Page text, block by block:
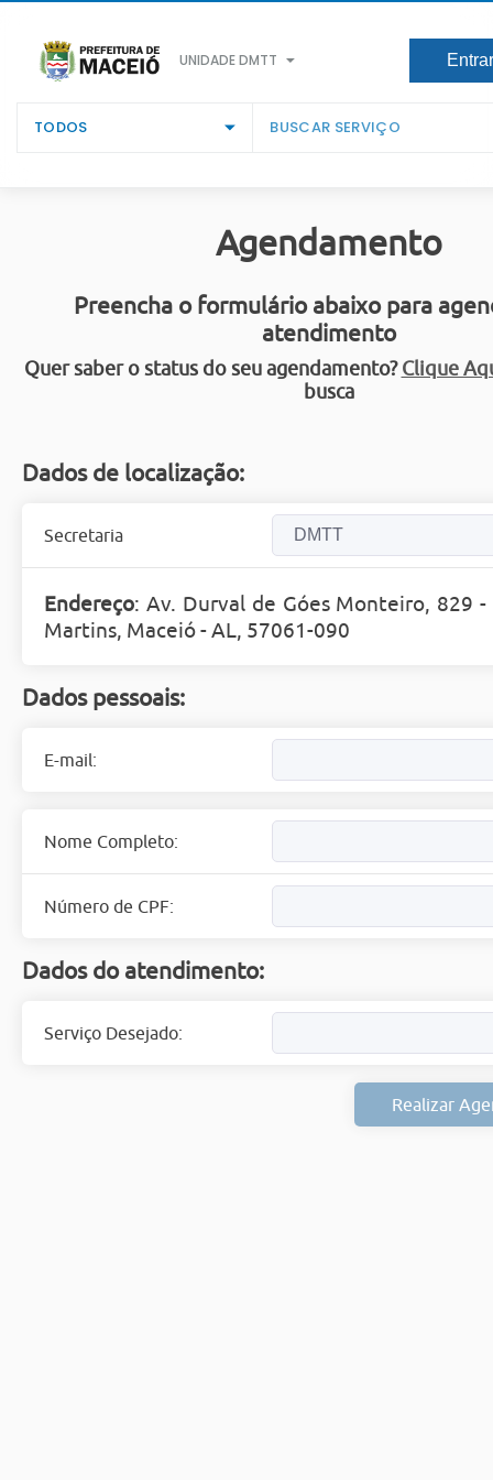
UNIDADE DMTT
TODOS
Agendamento
Preencha o formulário abaixo para
atendimento
Quer saber o status do seu agendamento?Clique
busca
Dados de localização:
Secretaria
Endereço: Av. Durval de Góes Monteiro, 829
Martins, Maceió - AL, 57061-090
Dados pessoais:
E-mail:
Nome Completo:
Número de CPF:
Dados do atendimento:
Serviço Desejado:
Realizar